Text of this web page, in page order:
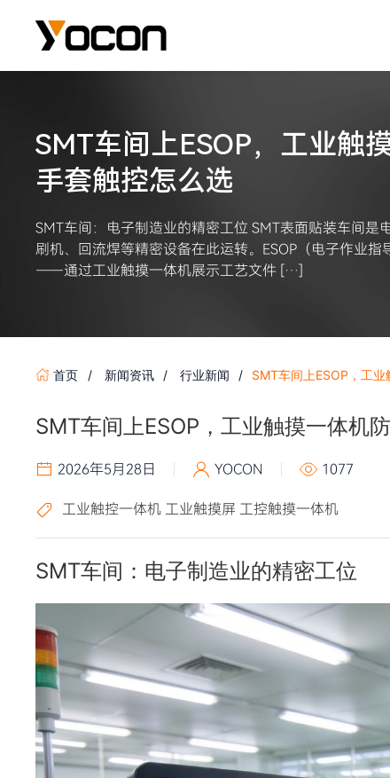
SMT车间上ESOP，工业触
手套触控怎么选
SMT车间：电子制造业的精密工位 SMT表面贴装车间是
刷机、回流焊等精密设备在此运转。ESOP（电子作业
——通过工业触摸一体机展示工艺文件 […]
首页 新闻资讯 行业新闻 SMT车间上ESOP，工
SMT车间上ESOP，工业触摸一体机
2026年5月28日 YOCON 1077
工业触控一体机 工业触摸屏 工控触摸一体机
SMT车间：电子制造业的精密工位